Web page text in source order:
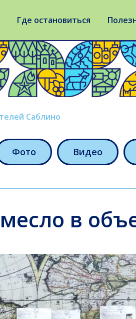
Где остановиться
Саблино
Фото Видео
в